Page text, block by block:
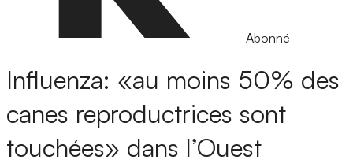
Abonné
Influenza: «au moins 50% des
canes reproductrices sont
touchées» dans l’Ouest